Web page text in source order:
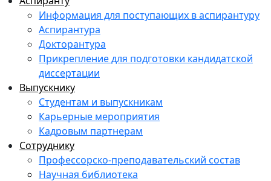
Информация для поступающих в аспирантуру
Аспирантура
Докторантура
Прикрепление для подготовки кандидатской
диссертации
Выпускнику
Студентам и выпускникам
Карьерные мероприятия
Кадровым партнерам
Сотруднику
Профессорско-преподавательский состав
Научная библиотека